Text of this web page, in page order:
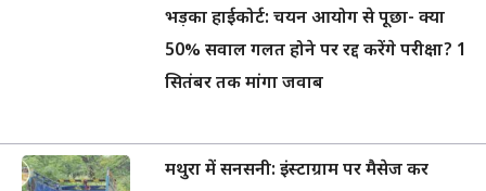
भड़का हाईकोर्ट: चयन आयोग से पूछा- क्या
50% सवाल गलत होने पर रद्द करेंगे परीक्षा? 1
सितंबर तक मांगा जवाब
मथुरा में सनसनी: इंस्टाग्राम पर मैसेज कर